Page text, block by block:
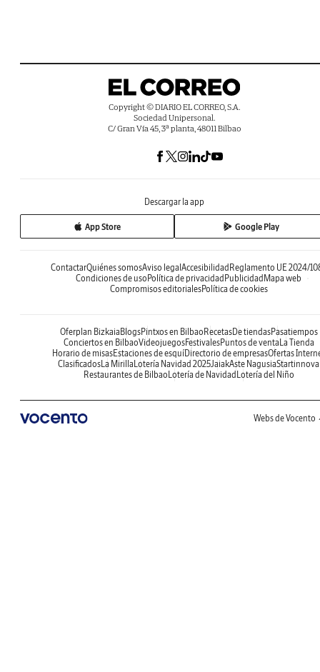
Copyright © DIARIO EL CORREO, S.A.
Sociedad Unipersonal.
C/ Gran Vía 45, 3ª planta, 48011 Bilbao
Descargar la app
App Store Google Play
ContactarQuiénes somosAviso legal Accesibilidad Reglamento UE 2024/
Condiciones de uso Política de privacidad Publicidad Mapa web
Compromisos editorialesPolítica de cookies
Oferplan Bizkaia BlogsPintxos en Bilbao RecetasDe tiendasPasatiempos
Conciertos en BilbaoVideojuegosFestivalesPuntos de venta La Tienda
Horario de misasEstaciones de esquíDirectorio de empresasOfertas
ClasificadosLa Mirilla Lotería Navidad 2025JaiakAste NagusiaStartinnova
Restaurantes de Bilbao Lotería de Navidad Lotería del Niño
Webs de Vocento